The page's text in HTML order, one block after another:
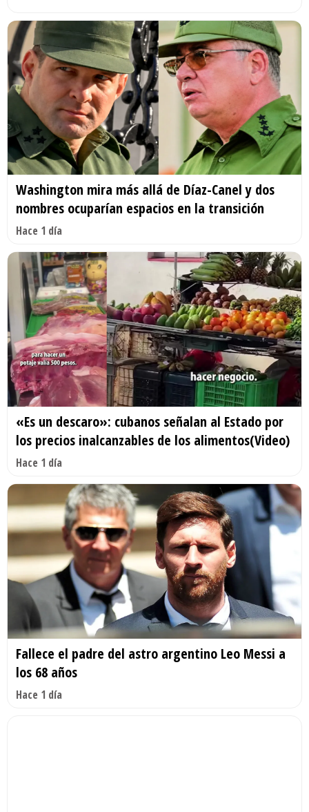
Washington mira más allá de Díaz-Canel y dos
nombres ocuparían espacios en la transición
Hace 1 día
«Es un descaro»: cubanos señalan al Estado por
los precios inalcanzables de los alimentos(Video)
Hace 1 día
Fallece el padre del astro argentino Leo Messi a
los 68 años
Hace 1 día